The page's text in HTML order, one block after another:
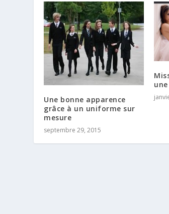
Une bonne apparence
grâce à un uniforme sur
mesure
septembre 29, 2015